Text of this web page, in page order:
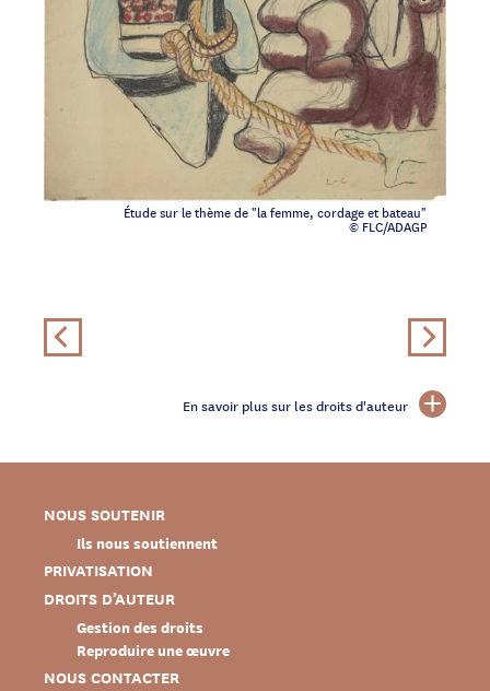
Étude sur le thème de "la femme, cordage et bateau"
© FLC/ADAGP
En savoir plus sur les droits d'auteur
NOUS SOUTENIR
Ils nous soutiennent
PRIVATISATION
DROITS D’AUTEUR
Gestion des droits
Reproduire une œuvre
NOUS CONTACTER